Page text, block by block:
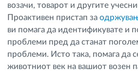
возачи, товарот и другите
Проактивен пристап за
ви помага да идентификувате и
проблеми пред да станат
проблеми. Исто така, помага да
животниот век на вашиот возен